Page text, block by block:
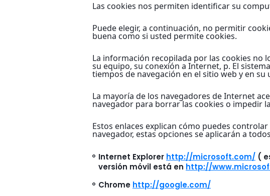
Las cookies nos permiten identificar su
Puede elegir, a continuación, no permitir
buena como si usted permite cookies.
La información recopilada por las cookies
su equipo, su conexión a Internet, p. El
tiempos de navegación en el sitio web y en su
La mayoría de los navegadores de Internet
navegador para borrar las cookies o impedir
Estos enlaces explican cómo puedes
navegador, estas opciones se aplicarán a
Internet Explorer http://microsoft.com/ (
versión móvil está en http://
Chrome http://google.com/